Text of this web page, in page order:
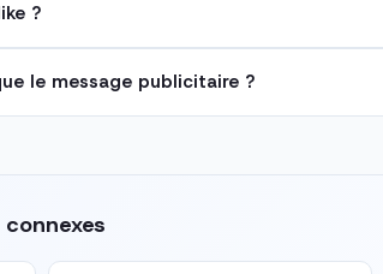
?
le message publicitaire ?